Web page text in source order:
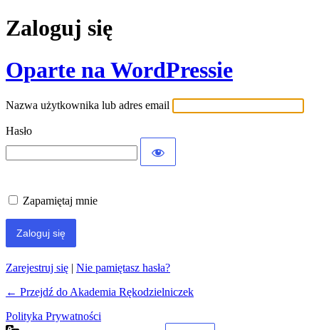
Zaloguj się
Oparte na WordPressie
Nazwa użytkownika lub adres email
Hasło
Zapamiętaj mnie
Zarejestruj się | Nie pamiętasz hasła?
← Przejdź do Akademia Rękodzielniczek
Polityka Prywatności